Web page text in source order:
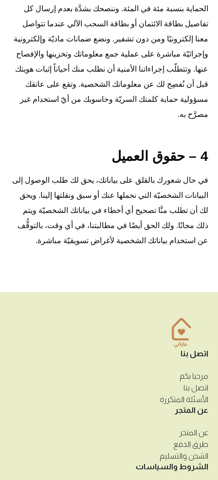
الحماية بنسبة مئة في المئة. وننصحك بشدَّة بعدم إرسال كل
تفاصيل بطاقة الائتمان أو بطاقة السحب الآلي عندما تتواصل
معنا إلكترونيًا ومن دون تشفير. ونضع ضمانات ماديّة وإلكترونية
وإجرائيّة مباشرة على عملية جمع معلوماتك وتخزينها والإفصاح
عنها. وتتطلّب إجراءاتنا الأمنية أن نطلب منك أحياناً إثبات هويتك
قبل أن نُفصِح لك عن معلوماتك الشخصية. وتقع على عاتقك
مسؤولية حماية كلمتك السريّة وحاسوبك من أيّ استخدام غير
مصرَّح به.
4 – حقوق العميل
في حال شعورك بالقلق على بياناتك، يحق لك طلب الوصول إلى
البيانات الشخصيّة التي نحملها عنك أو سبق ونقلتها إلينا. ويحق
لك أن تطلب منَّا تصحيح أي أخطاء في بياناتك الشخصيّة ويتم
ذلك مجانًا. ولك الحق أيضًا في مطالبتنا، في أي وقت، بالتوقُّف
عن استخدام بياناتك الشخصية لأغراض تسويقيّة مباشرة.
اتصل بنا
مرحبا بكم
اتصل بنا
الأسئلة المتكررة
عن المتجر
عن المتجر
طرق الدفع
الشحن والتسليم
الشروط والسياسات